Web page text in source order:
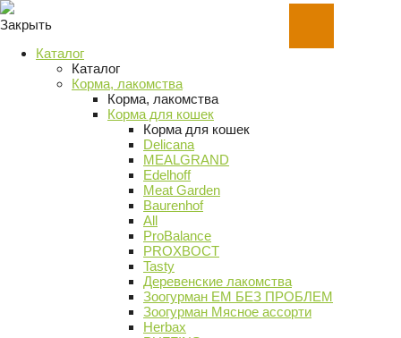
Закрыть
Каталог
Каталог
Корма, лакомства
Корма, лакомства
Корма для кошек
Корма для кошек
Delicana
MEALGRAND
Edelhoff
Meat Garden
Baurenhof
All
ProBalance
PROХВОСТ
Tasty
Деревенские лакомства
Зоогурман ЕМ БЕЗ ПРОБЛЕМ
Зоогурман Мясное ассорти
Herbax